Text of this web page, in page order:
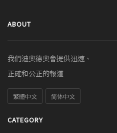
ABOUT
我們迪奧德奧會提供迅速、
正確和公正的報道
繁體中文 简体中文
CATEGORY